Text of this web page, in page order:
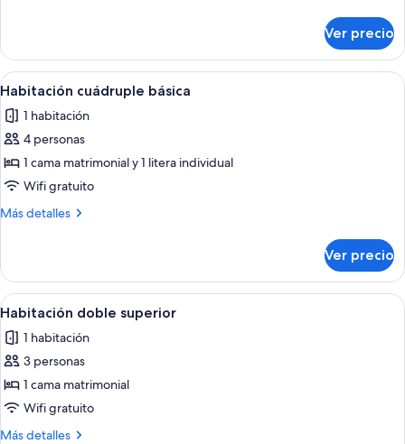
triple
básica
Ver precio
Abrir
todas
las
fotos
de
Habitación
cuádruple
Una habitación de hotel pequeña
4
Habitación cuádruple básica
1 habitación
4 personas
1 cama matrimonial y 1 litera individual
Wifi gratuito
Más detalles
Más
cuádruple
básica
Ver precio
Abrir
todas
las
fotos
de
Habitación
doble
Habitación doble superior | Ropa de
16
Habitación doble superior
1 habitación
3 personas
1 cama matrimonial
Wifi gratuito
Más detalles
Más